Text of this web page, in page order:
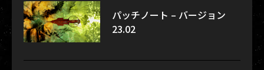
パッチノート – バージョン
23.02